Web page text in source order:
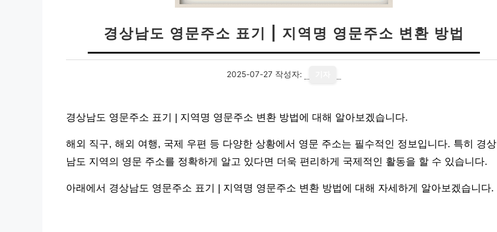
경상남도 영문주소 표기 | 지역명 영문주소 변환 방법
2025-07-27 작성자:
경상남도 영문주소 표기 | 지역명 영문주소 변환 방법에 대해 알아보겠습니다.
해외 직구, 해외 여행, 국제 우편 등 다양한 상황에서 영문 주소는 필수적인 정보입니다. 특히 경상
남도 지역의 영문 주소를 정확하게 알고 있다면 더욱 편리하게 국제적인 활동을 할 수 있습니다.
아래에서 경상남도 영문주소 표기 | 지역명 영문주소 변환 방법에 대해 자세하게 알아보겠습니다.